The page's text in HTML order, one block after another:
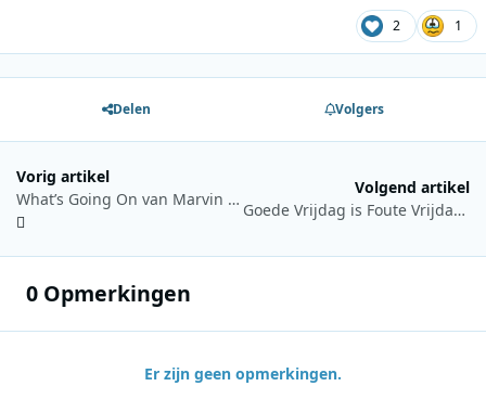
2 1
Delen Volgers
Vorig artikel
What’s Going On van Marvin Gaye op nummer 1 in de Sublime Soul Top 1000
Volgend artikel
Goede Vrijdag is Foute Vrijdag bij Qmusic
0 Opmerkingen
Er zijn geen opmerkingen.